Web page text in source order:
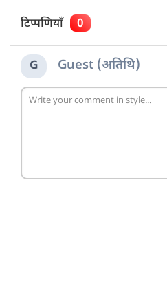
टिप्पणियाँ 0
G Guest (अतिथि)